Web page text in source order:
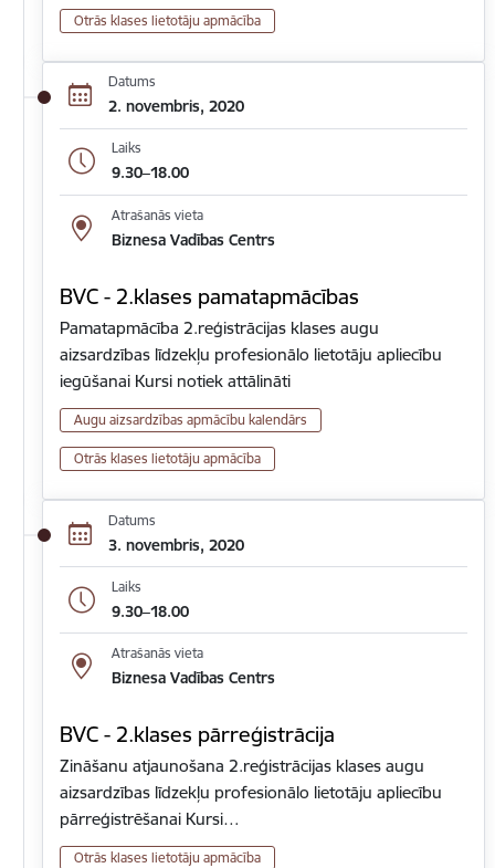
Otrās klases lietotāju apmācība
Datums
2. novembris, 2020
Laiks
9.30–18.00
Atrašanās vieta
Biznesa Vadības Centrs
BVC - 2.klases pamatapmācības
Pamatapmācība 2.reģistrācijas klases augu
aizsardzības līdzekļu profesionālo lietotāju apliecību
iegūšanai Kursi notiek attālināti
Augu aizsardzības apmācību kalendārs
Otrās klases lietotāju apmācība
Datums
3. novembris, 2020
Laiks
9.30–18.00
Atrašanās vieta
Biznesa Vadības Centrs
BVC - 2.klases pārreģistrācija
Zināšanu atjaunošana 2.reģistrācijas klases augu
aizsardzības līdzekļu profesionālo lietotāju apliecību
pārreģistrēšanai Kursi…
Otrās klases lietotāju apmācība